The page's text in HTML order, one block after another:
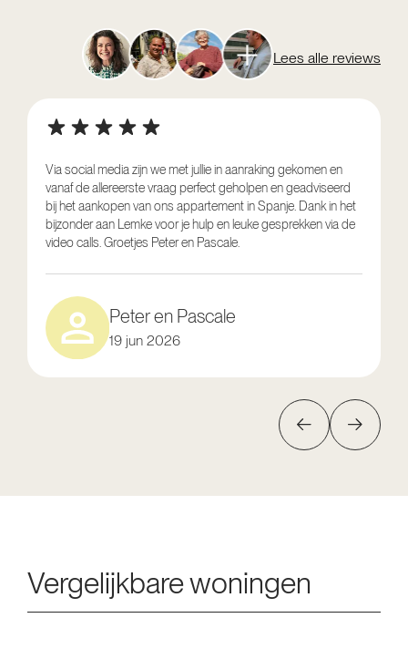
Lees alle reviews
Via social media zijn we met jullie in aanraking gekomen en
vanaf de allereerste vraag perfect geholpen en geadviseerd
bij het aankopen van ons appartement in Spanje. Dank in het
bijzonder aan Lemke voor je hulp en leuke gesprekken via de
video calls. Groetjes Peter en Pascale.
Peter en Pascale
19 jun 2026
Vergelijkbare woningen